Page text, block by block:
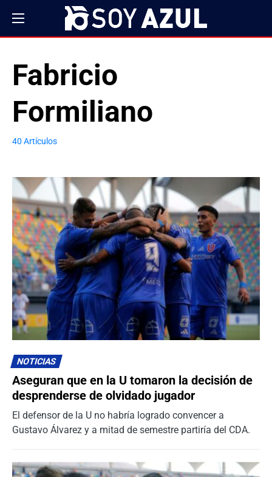
Fabricio
Formiliano
40 Artículos
NOTICIAS
Aseguran que en la U tomaron la decisión de
desprenderse de olvidado jugador
El defensor de la U no habría logrado convencer a
Gustavo Álvarez y a mitad de semestre partiría del CDA.